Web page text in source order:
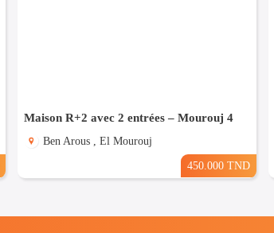
Maison R+2 avec 2 entrées – Mourouj 4
Ben Arous , El Mourouj
450.000 TND